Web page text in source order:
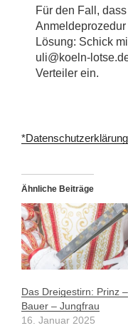
Für den Fall,
Lösung: Schick
uli@koeln-
Verteiler ein.
*Datenschutzerklärung
Ähnliche Beiträge
Das Dreigestirn: Prinz –
Bauer – Jungfrau
16. Januar 2025